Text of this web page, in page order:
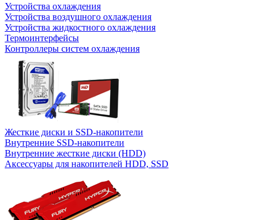
Устройства охлаждения
Устройства воздушного охлаждения
Устройства жидкостного охлаждения
Термоинтерфейсы
Контроллеры систем охлаждения
Жесткие диски и SSD-накопители
Внутренние SSD-накопители
Внутренние жесткие диски (HDD)
Аксессуары для накопителей HDD, SSD